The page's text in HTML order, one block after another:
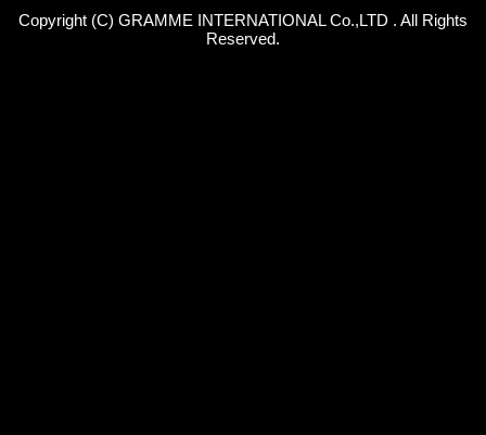
Copyright (C) GRAMME INTERNATIONAL Co.,LTD . All Rights
Reserved.